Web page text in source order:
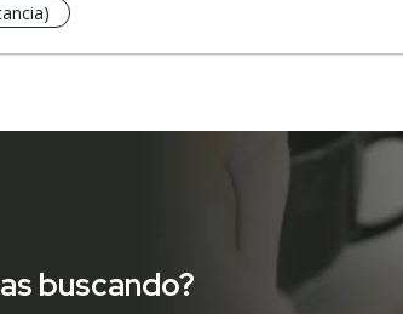
buscando?